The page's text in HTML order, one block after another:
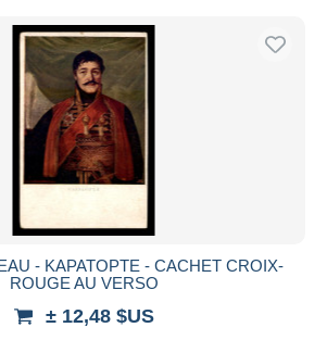
- KAPATOPTE - CACHET CROIX-
ROUGE AU VERSO
± 12,48 $US